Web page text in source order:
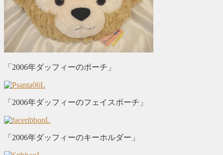
「2006年ダッフィーのポーチ」
「2006年ダッフィーのフェイスポーチ」
「2006年ダッフィーのキーホルダー」